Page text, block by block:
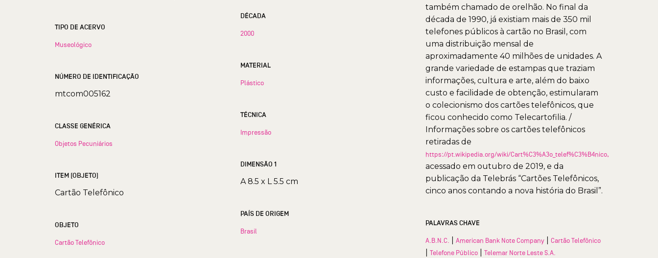
TIPO DE ACERVO
Museológico
NÚMERO DE IDENTIFICAÇÃO
mtcom005162
CLASSE GENÉRICA
Objetos Pecuniários
ITEM (OBJETO)
Cartão Telefônico
OBJETO
Cartão Telefônico
DÉCADA
2000
MATERIAL
Plástico
TÉCNICA
Impressão
DIMENSÃO 1
A 8.5 x L 5.5 cm
PAÍS DE ORIGEM
Brasil
também chamado de orelhão. No final da
década de 1990, já existiam mais de 350 mil
telefones públicos à cartão no Brasil, com
uma distribuição mensal de
aproximadamente 40 milhões de unidades. A
grande variedade de estampas que traziam
informações, cultura e arte, além do baixo
custo e facilidade de obtenção, estimularam
o colecionismo dos cartões telefônicos, que
ficou conhecido como Telecartofilia. /
Informações sobre os cartões telefônicos
retiradas de
https://pt.wikipedia.org/wiki/Cart%C3%A3o_telef%C3%B4nico,
acessado em outubro de 2019, e da
publicação da Telebrás “Cartões Telefônicos,
cinco anos contando a nova história do Brasil”.
PALAVRAS CHAVE
A.B.N.C. |American Bank Note Company |Cartão Telefônico
|Telefone Público |Telemar Norte Leste S.A.